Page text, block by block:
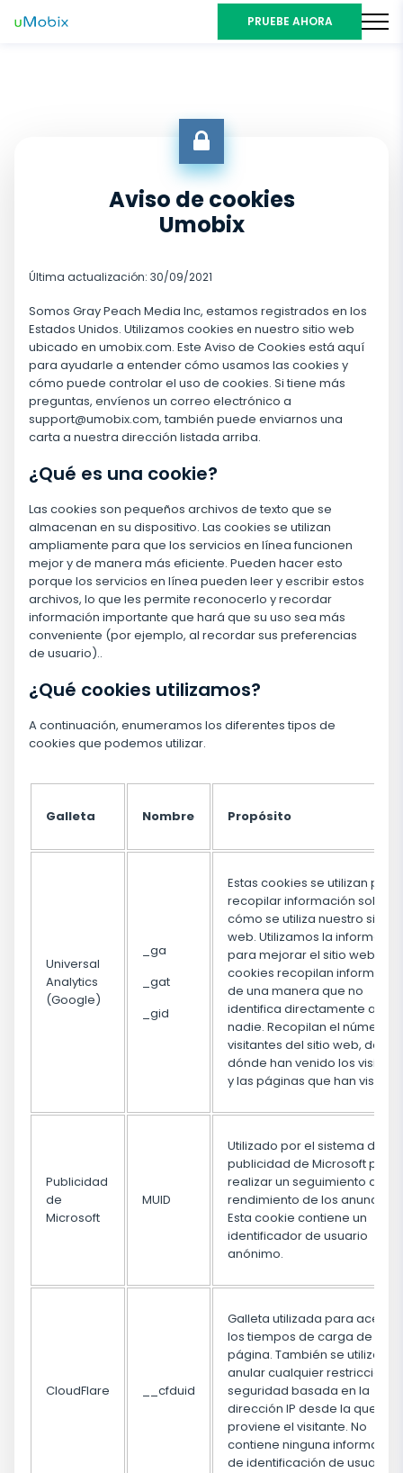
PRUEBE AHORA
Aviso de cookies
Umobix
Última actualización: 30/09/2021
Somos Gray Peach Media Inc, estamos registrados en los
Estados Unidos. Utilizamos cookies en nuestro sitio web
ubicado en umobix.com. Este Aviso de Cookies está aquí
para ayudarle a entender cómo usamos las cookies y
cómo puede controlar el uso de cookies. Si tiene más
preguntas, envíenos un correo electrónico a
support@umobix.com, también puede enviarnos una
carta a nuestra dirección listada arriba.
¿Qué es una cookie?
Las cookies son pequeños archivos de texto que se
almacenan en su dispositivo. Las cookies se utilizan
ampliamente para que los servicios en línea funcionen
mejor y de manera más eficiente. Pueden hacer esto
porque los servicios en línea pueden leer y escribir estos
archivos, lo que les permite reconocerlo y recordar
información importante que hará que su uso sea más
conveniente (por ejemplo, al recordar sus preferencias
de usuario)..
¿Qué cookies utilizamos?
A continuación, enumeramos los diferentes tipos de
cookies que podemos utilizar.
Galleta Nombre Propósito
Universal
Analytics
(Google)
_ga
_gat
_gid
Estas cookies se utilizan para
recopilar información sobre
cómo se utiliza nuestro sitio
web. Utilizamos la
para mejorar el sitio web. Las
cookies recopilan
de una manera que no
identifica directamente a
nadie. Recopilan el número
visitantes del sitio web, de
dónde han venido los
y las páginas que han
Publicidad
de
Microsoft
MUID
Utilizado por el sistema de
publicidad de Microsoft para
realizar un seguimiento del
rendimiento de los anuncios.
Esta cookie contiene un
identificador de usuario
anónimo.
CloudFlare __cfduid
Galleta utilizada para
los tiempos de carga de la
página. También se utiliza
anular cualquier restricción
seguridad basada en la
dirección IP desde la que
proviene el visitante. No
contiene ninguna información
de identificación de usuario.